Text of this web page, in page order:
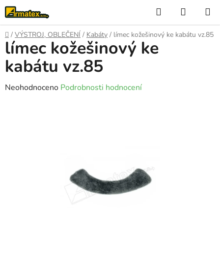
Přejít
na
obsah
Hledat
KOŠÍK
Domů
/ VÝSTROJ, OBLEČENÍ / Kabáty / límec kožešinový ke kabátu vz.85
límec kožešinový ke
kabátu vz.85
Průměrné
Neohodnoceno Podrobnosti hodnocení